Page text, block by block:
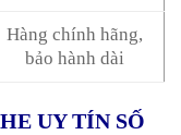
Hàng chính hãng,
bảo hành dài
UY TÍN SỐ